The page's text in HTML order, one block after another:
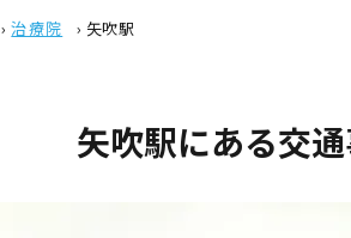
›治療院 › 矢吹駅
矢吹駅にある交